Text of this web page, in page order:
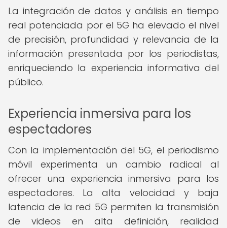
La integración de datos y análisis en tiempo
real potenciada por el 5G ha elevado el nivel
de precisión, profundidad y relevancia de la
información presentada por los periodistas,
enriqueciendo la experiencia informativa del
público.
Experiencia inmersiva para los
espectadores
Con la implementación del 5G, el periodismo
móvil experimenta un cambio radical al
ofrecer una experiencia inmersiva para los
espectadores. La alta velocidad y baja
latencia de la red 5G permiten la transmisión
de videos en alta definición, realidad